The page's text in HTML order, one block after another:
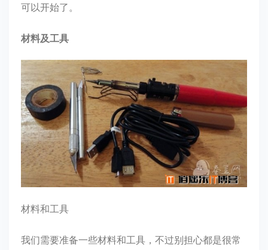
可以开始了。
材料及工具
材料和工具
我们需要准备一些材料和工具，不过别担心都是很常